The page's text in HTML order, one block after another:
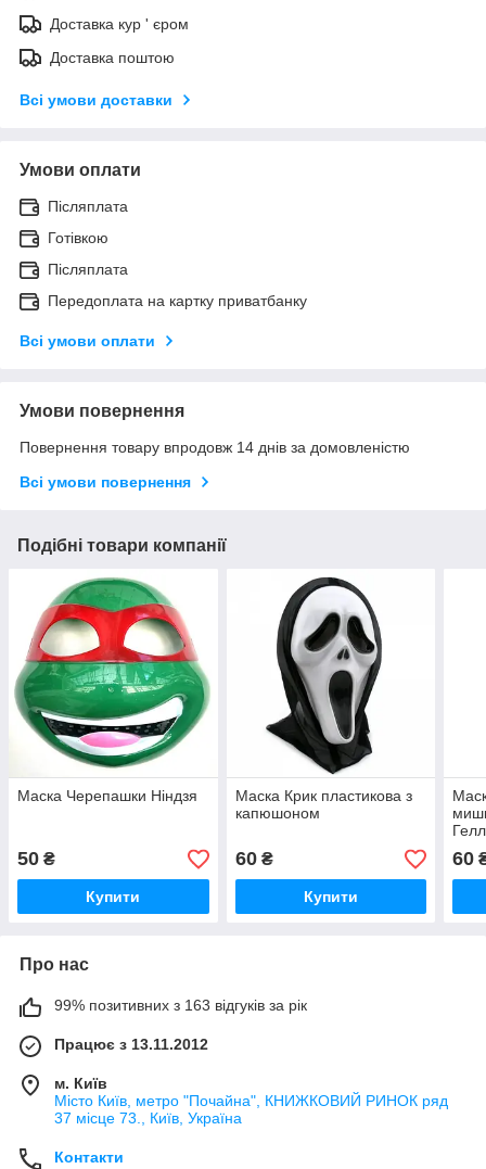
Доставка кур ' єром
Доставка поштою
Всі умови доставки
Умови оплати
Післяплата
Готівкою
Післяплата
Передоплата на картку приватбанку
Всі умови оплати
Умови повернення
Повернення товару впродовж 14 днів за домовленістю
Всі умови повернення
Подібні товари компанії
Маска Черепашки Ніндзя
50 ₴
Купити
Маска Крик пластикова з
капюшоном
60₴
Купити
60
Про нас
99% позитивних з 163 відгуків за рік
Працює з 13.11.2012
м. Київ
Місто Київ, метро "Почайна", КНИЖКОВИЙ РИНОК ряд
37 місце 73., Київ, Україна
Контакти